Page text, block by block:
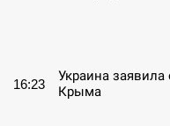
16:23
Украина заявила
Крыма